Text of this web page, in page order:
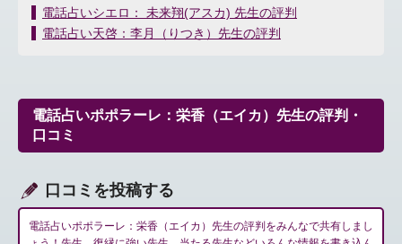
投
稿
ー
シ
ョ
電話占いシエロ： 未来翔(アスカ) 先生の評判
電話占い天啓：李月（りつき）先生の評判
電話占いポポラーレ：栄香（エイカ）先生の評判・
口コミ
口コミを投稿する
電話占いポポラーレ：栄香（エイカ）先生の評判をみんなで共有しまし